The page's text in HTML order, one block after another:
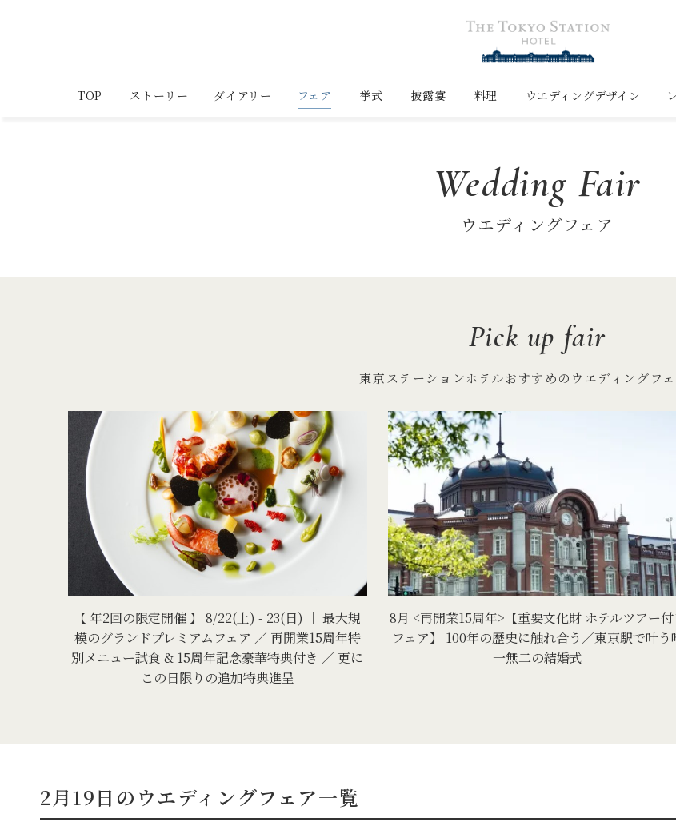
TOP ストーリー ダイアリー フェア 挙式 披露宴 料理 ウエディングデザイン
Wedding Fair
ウエディングフェア
Pick up fair
東京ステーションホテルおすすめのウエディングフ
【 年2回の限定開催 】 8/22(土) - 23(日) ｜ 最大規
模のグランドプレミアムフェア ／ 再開業15周年特
別メニュー試食 & 15周年記念豪華特典付き ／ 更に
この日限りの追加特典進呈
8月 <再開業15周年>【重要文化財 ホテルツアー付
フェア】 100年の歴史に触れ合う／東京駅で叶う
一無二の結婚式
2月19日のウエディングフェア一覧